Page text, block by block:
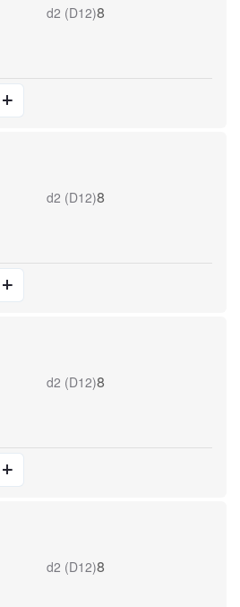
d2 (D12)8
d2 (D12)8
d2 (D12)8
d2 (D12)8